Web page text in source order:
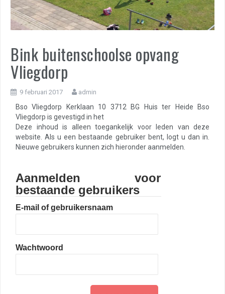
Bink buitenschoolse opvang
Vliegdorp
9 februari 2017 admin
Bso Vliegdorp Kerklaan 10 3712 BG Huis ter Heide Bso
Vliegdorp is gevestigd in het
Deze inhoud is alleen toegankelijk voor leden van deze
website. Als u een bestaande gebruiker bent, logt u dan in.
Nieuwe gebruikers kunnen zich hieronder aanmelden.
Aanmelden voor
bestaande gebruikers
E-mail of gebruikersnaam
Wachtwoord